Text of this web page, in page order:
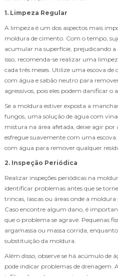
1. Limpeza Regular
A limpeza é um dos aspectos mais
moldura de cimento. Com o tempo,
acumular na superfície, prejudicando
isso, recomenda-se realizar uma
cada três meses. Utilize uma escova
com água e sabão neutro para
agressivos, pois eles podem danificar
Se a moldura estiver exposta a
fungos, uma solução de água com
mistura na área afetada, deixe agir
esfregue suavemente com uma
com água para remover qualquer
2. Inspeção Periódica
Realizar inspeções periódicas na
identificar problemas antes que se
trincas, lascas ou áreas onde a
Caso encontre algum dano, é
que o problema se agrave. Pequenas
argamassa ou massa corrida,
substituição da moldura.
Além disso, observe se há acúmulo de
pode indicar problemas de drenagem.